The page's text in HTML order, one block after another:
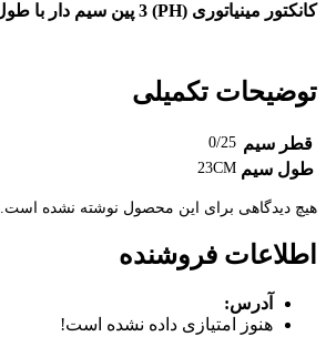
کانکتور مینیاتوری (PH) 3 پین سیم دار با طول سیم 28CM
توضیحات تکمیلی
قطر سیم 0/25
طول سیم 23CM
هیچ دیدگاهی برای این محصول نوشته نشده است.
اطلاعات فروشنده
آدرس:
هنوز امتیازی داده نشده است!